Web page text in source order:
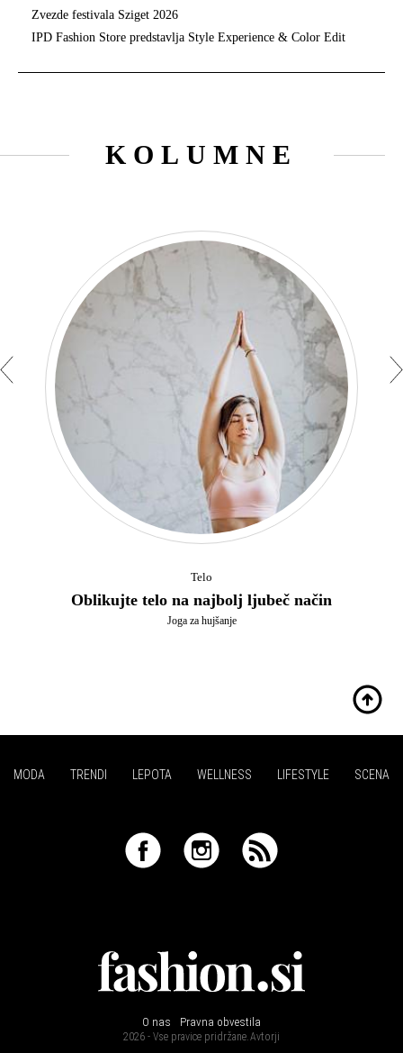
Zvezde festivala Sziget 2026
IPD Fashion Store predstavlja Style Experience & Color Edit
KOLUMNE
Telo
Oblikujte telo na najbolj ljubeč način
Joga za hujšanje
MODA TRENDI LEPOTA WELLNESS LIFESTYLE SCENA
O nas Pravna obvestila
2026 - Vse pravice pridržane. Avtorji